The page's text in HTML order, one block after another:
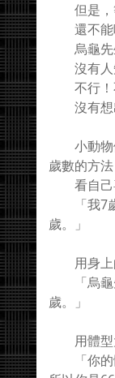
但是，
還不能
烏龜先
沒有人
不行！
沒有想
小動物
歲數的方法
看自己
「我7歲
歲。」
用身上
「烏龜
歲。」
用體型
「你的